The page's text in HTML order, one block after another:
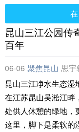
昆山三江公园传
百年
06-06 聚焦昆山 思宇
昆山三江净水生态湿
在江苏昆山吴淞江畔
处供人休憩的绿地，
这里，脚下是柔软的